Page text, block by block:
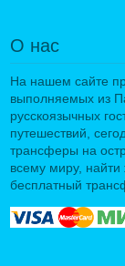
О нас
На нашем сайте
выполняемых из
русскоязычных
путешествий,
трансферы на
всему миру, найти
бесплатный